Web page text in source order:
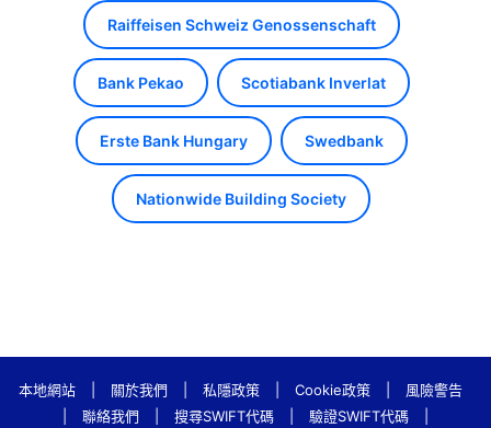
Raiffeisen Schweiz Genossenschaft
Bank Pekao Scotiabank Inverlat
Erste Bank Hungary Swedbank
Nationwide Building Society
本地網站 關於我們 私隱政策 Cookie政策
風險警告
聯絡我們 搜尋SWIFT代碼 驗證SWIFT代碼